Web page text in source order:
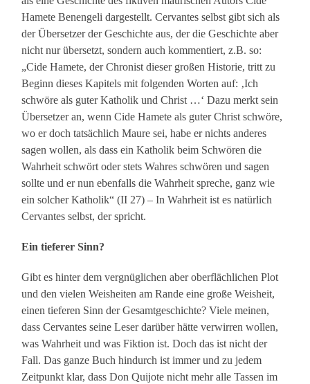
Hamete Benengeli dargestellt. Cervantes selbst gibt sich als
der Übersetzer der Geschichte aus, der die Geschichte aber
nicht nur übersetzt, sondern auch kommentiert, z.B. so:
„Cide Hamete, der Chronist dieser großen Historie, tritt zu
Beginn dieses Kapitels mit folgenden Worten auf: ‚Ich
schwöre als guter Katholik und Christ …‘ Dazu merkt sein
Übersetzer an, wenn Cide Hamete als guter Christ schwöre,
wo er doch tatsächlich Maure sei, habe er nichts anderes
sagen wollen, als dass ein Katholik beim Schwören die
Wahrheit schwört oder stets Wahres schwören und sagen
sollte und er nun ebenfalls die Wahrheit spreche, ganz wie
ein solcher Katholik“ (II 27) – In Wahrheit ist es natürlich
Cervantes selbst, der spricht.
Ein tieferer Sinn?
Gibt es hinter dem vergnüglichen aber oberflächlichen Plot
und den vielen Weisheiten am Rande eine große Weisheit,
einen tieferen Sinn der Gesamtgeschichte? Viele meinen,
dass Cervantes seine Leser darüber hätte verwirren wollen,
was Wahrheit und was Fiktion ist. Doch das ist nicht der
Fall. Das ganze Buch hindurch ist immer und zu jedem
Zeitpunkt klar, dass Don Quijote nicht mehr alle Tassen im